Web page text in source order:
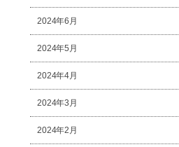
2024年6月
2024年5月
2024年4月
2024年3月
2024年2月